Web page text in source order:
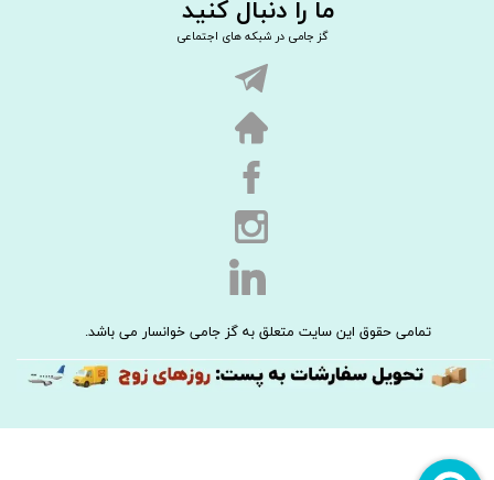
گز جامی در شبکه های اجتماعی
ما را دنبال کنید
تمامی حقوق این سایت متعلق به گز جامی خوانسار می باشد.